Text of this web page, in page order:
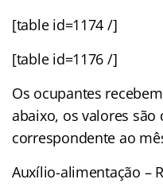
[table id=1174 /]
[table id=1176 /]
Os ocupantes
abaixo, os valores
correspondente ao
Auxílio-alimentação –